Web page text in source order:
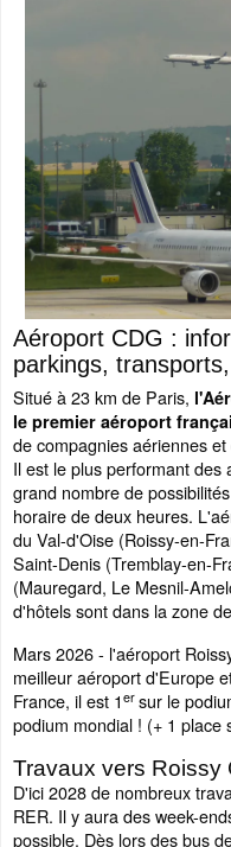
Aéroport CDG :
parkings,
Situé à 23 km de Paris,
le premier aéroport
de compagnies aériennes
Il est le plus performant
grand nombre de
horaire de deux heures.
du Val-d'Oise (Roissy-en-
Saint-Denis (Tremblay-en-
(Mauregard, Le Mesnil-
d'hôtels sont dans la zone
Mars 2026 - l'aéroport
meilleur aéroport d'Europe
France, il est 1 er sur le
podium mondial ! (+ 1 place
Travaux vers Roissy
D'ici 2028 de nombreux
RER. Il y aura des week-
possible. Dès lors des bus